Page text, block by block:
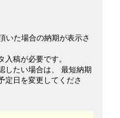
いた場合の納期が表示さ
稿が必要です。
したい場合は、 最短納期
定日を変更してくださ